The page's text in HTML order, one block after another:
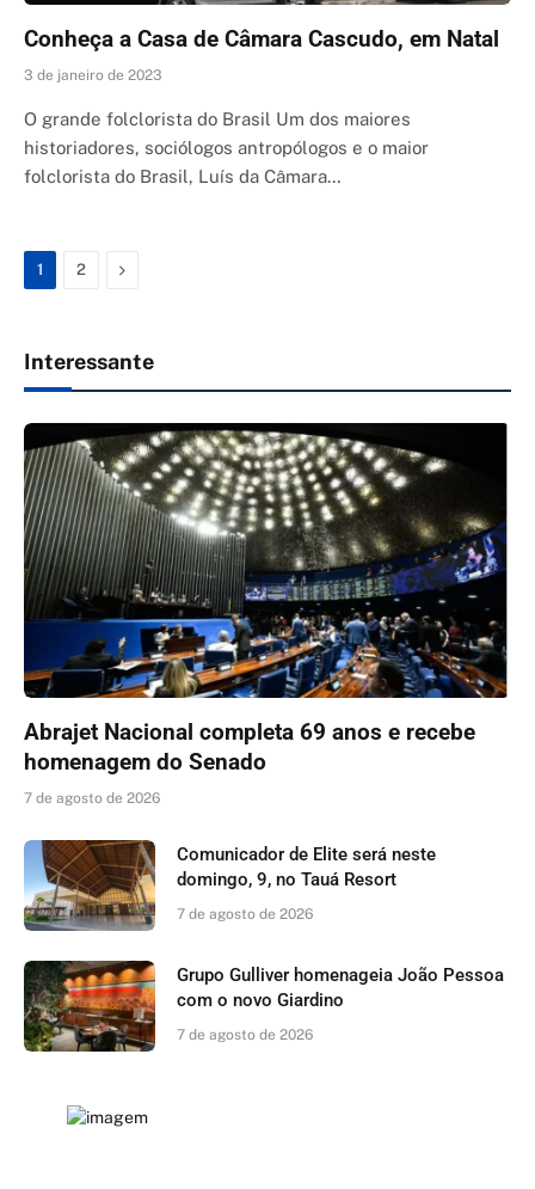
Conheça a Casa de Câmara Cascudo, em Natal
3 de janeiro de 2023
O grande folclorista do Brasil Um dos maiores
historiadores, sociólogos antropólogos e o maior
folclorista do Brasil, Luís da Câmara…
1 2 Next
Interessante
Abrajet Nacional completa 69 anos e recebe
homenagem do Senado
7 de agosto de 2026
Comunicador de Elite será neste
domingo, 9, no Tauá Resort
7 de agosto de 2026
Grupo Gulliver homenageia João Pessoa
com o novo Giardino
7 de agosto de 2026